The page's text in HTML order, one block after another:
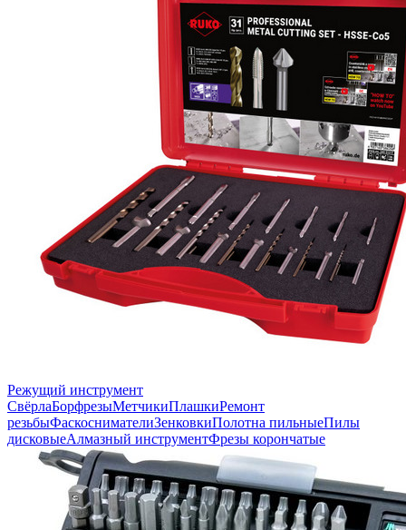
Режущий инструмент
СвёрлаБорфрезыМетчикиПлашкиРемонт
резьбыФаскоснимателиЗенковкиПолотна пильныеПилы
дисковыеАлмазный инструментФрезы корончатые